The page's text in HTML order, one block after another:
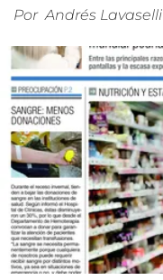
Por Andrés Lavaselli